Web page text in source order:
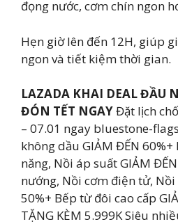
đọng nước, cơm chín ngon
Hẹn giờ lên đến 12H, giúp
ngon và tiết kiệm thời gian.
LAZADA KHAI DEAL ĐẦU
ĐÓN TẾT NGAYĐặt lịch
– 07.01 ngay bluestone-
không dầu GIẢM ĐẾN
năng, Nồi áp suất GIẢM
nướng, Nồi cơm điện tử,
50%+ Bếp từ đôi cao cấp
TẶNG KÈM 5.999K Siêu